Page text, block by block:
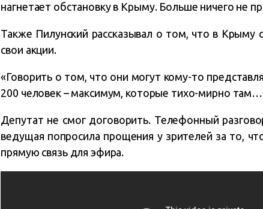
нагнетает обстановку в Крыму. Больше ничего не
Также Пилунский рассказывал о том, что в
свои акции.
«Говорить о том, что они могут кому-то
200 человек – максимум, которые тихо-мирно
Депутат не смог договорить. Телефонный
ведущая попросила прощения у зрителей за то,
прямую связь для эфира.